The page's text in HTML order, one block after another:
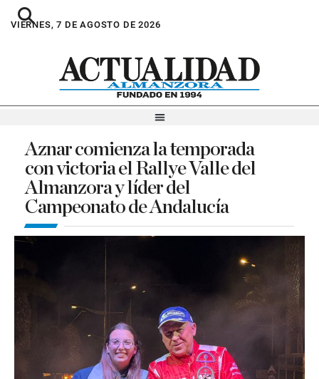
VIERNES, 7 DE AGOSTO DE 2026
Aznar comienza la temporada
con victoria el Rallye Valle del
Almanzora y líder del
Campeonato de Andalucía